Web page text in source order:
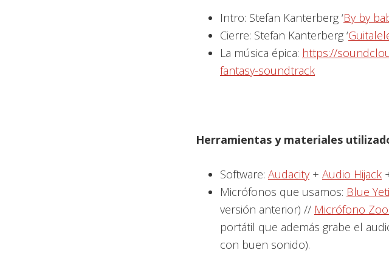
Intro: Stefan Kanterberg ‘By by
Cierre: Stefan Kanterberg ‘
La música épica: https://
fantasy-soundtrack
Herramientas y materiales
Software: Audacity + Audio Hijack
Micrófonos que usamos: Blue Yeti
versión anterior) // Micrófono
portátil que además grabe el
con buen sonido).